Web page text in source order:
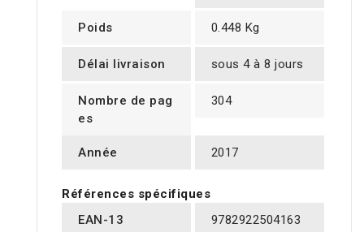
Poids 0.448 Kg
Délai livraison sous 4 à 8 jours
Nombre de pag
es
304
Année 2017
Références spécifiques
EAN-13
9782922504163